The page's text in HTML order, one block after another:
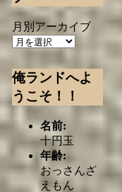
月別アーカイブ
俺ランドへよ
うこそ！！
名前:
十円玉
年齢:
おっさんざ
えもん